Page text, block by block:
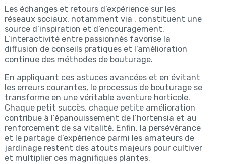
Les échanges et retours d’expérience sur les
réseaux sociaux, notamment via , constituent une
source d’inspiration et d’encouragement.
L’interactivité entre passionnés favorise la
diffusion de conseils pratiques et l’amélioration
continue des méthodes de bouturage.
En appliquant ces astuces avancées et en évitant
les erreurs courantes, le processus de bouturage se
transforme en une véritable aventure horticole.
Chaque petit succès, chaque petite amélioration
contribue à l’épanouissement de l’hortensia et au
renforcement de sa vitalité. Enfin, la persévérance
et le partage d’expérience parmi les amateurs de
jardinage restent des atouts majeurs pour cultiver
et multiplier ces magnifiques plantes.